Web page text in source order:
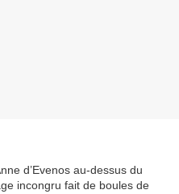
d’Evenos au-dessus du
incongru fait de boules de